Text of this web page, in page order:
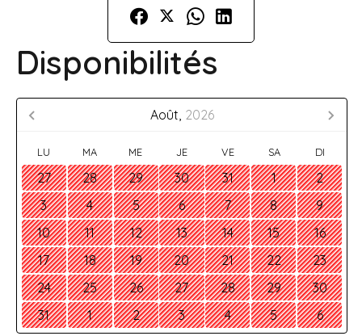
Disponibilités
Août, 2026
LU MA ME JE VE SA DI
27 28 29 30 31 1
2
3
4 5 6 7 8
9
10
11 12 13 14 15
16
17
18 19 20 21 22
23
24
25 26 27 28 29
30
31
1 2 3 4 5 6